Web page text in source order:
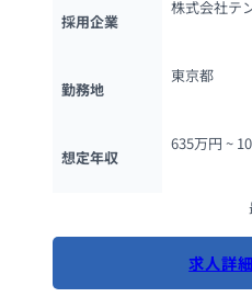
採用企業
株式会社テ
勤務地
東京都
想定年収
635万円 ~
求人詳